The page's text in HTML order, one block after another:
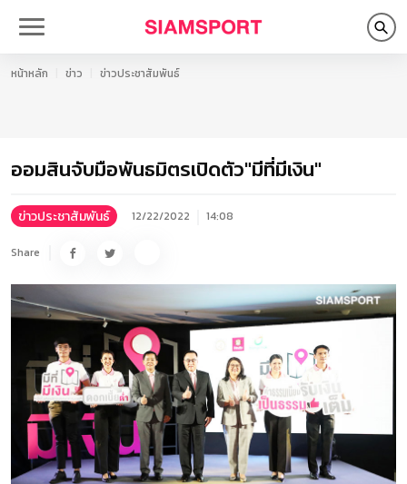
หน้าหลัก ข่าว ข่าวประชาสัมพันธ์
ออมสินจับมือพันธมิตรเปิดตัว"มีที่มีเงิน"
ข่าวประชาสัมพันธ์ 12/22/2022 14:08
Share